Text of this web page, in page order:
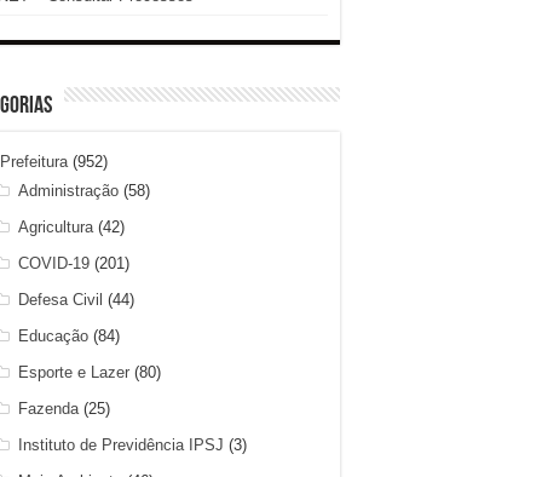
Prefeitura(952)
Administração(58)
Agricultura(42)
COVID-19(201)
Defesa Civil (44)
Educação(84)
Esporte e Lazer(80)
Fazenda(25)
Instituto de Previdência IPSJ (3)